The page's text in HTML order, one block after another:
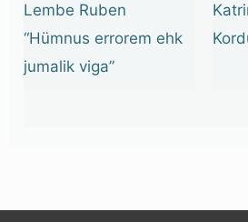
Lembe Ruben
“Hümnus errorem ehk
jumalik viga”